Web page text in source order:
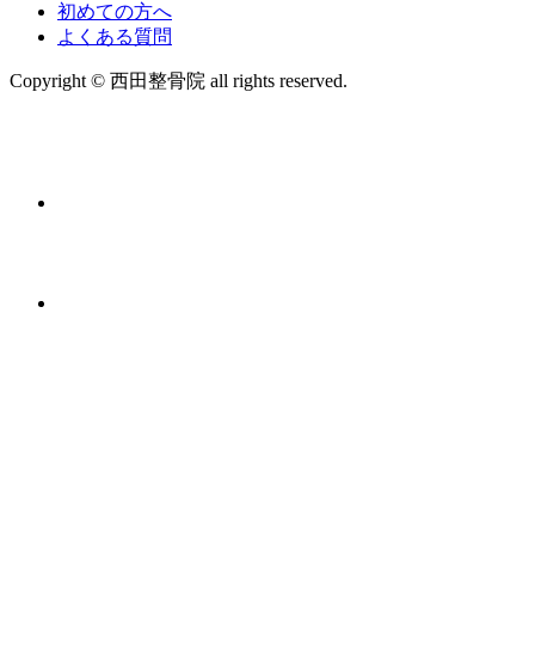
初めての方へ
よくある質問
Copyright © 西田整骨院 all rights reserved.